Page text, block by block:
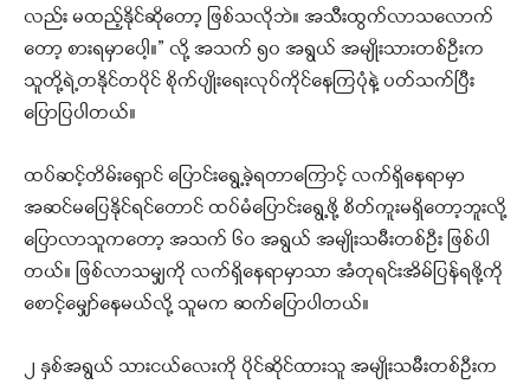
လည်း မထည့်နိုင်ဆိုတော့ ဖြစ်သလိုဘဲ။ အသီးထွက်လာသလောက်
တော့ စားရမှာပေါ့။” လို့ အသက် ၅၀ အရွယ် အမျိုးသားတစ်ဦးက
သူတို့ရဲ့တနိုင်တပိုင် စိုက်ပျိုးရေးလုပ်ကိုင်နေကြပုံနဲ့ ပတ်သက်ပြီး
ပြောပြပါတယ်။
ထပ်ဆင့်တိမ်းရှောင် ပြောင်းရွေ့ခဲ့ရတာကြောင့် လက်ရှိနေရာမှာ
အဆင်မပြေနိုင်ရင်တောင် ထပ်မံပြောင်းရွေ့ဖို့ စိတ်ကူးမရှိတော့ဘူးလို့
ပြောလာသူကတော့ အသက် ၆၀ အရွယ် အမျိုးသမီးတစ်ဦး ဖြစ်ပါ
တယ်။ ဖြစ်လာသမျှကို လက်ရှိနေရာမှာသာ အံတုရင်းအိမ်ပြန်ရဖို့ကို
စောင့်မျှော်နေမယ်လို့ သူမက ဆက်ပြောပါတယ်။
၂ နှစ်အရွယ် သားငယ်လေးကို ပိုင်ဆိုင်ထားသူ အမျိုးသမီးတစ်ဦးက